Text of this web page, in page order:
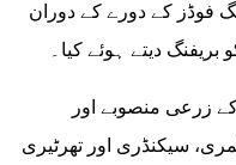
فوڈز کے دورے کے دوران
دیتے ہوئے کیا۔
زرعی منصوبے اور
سیکنڈری اور تھرٹیری